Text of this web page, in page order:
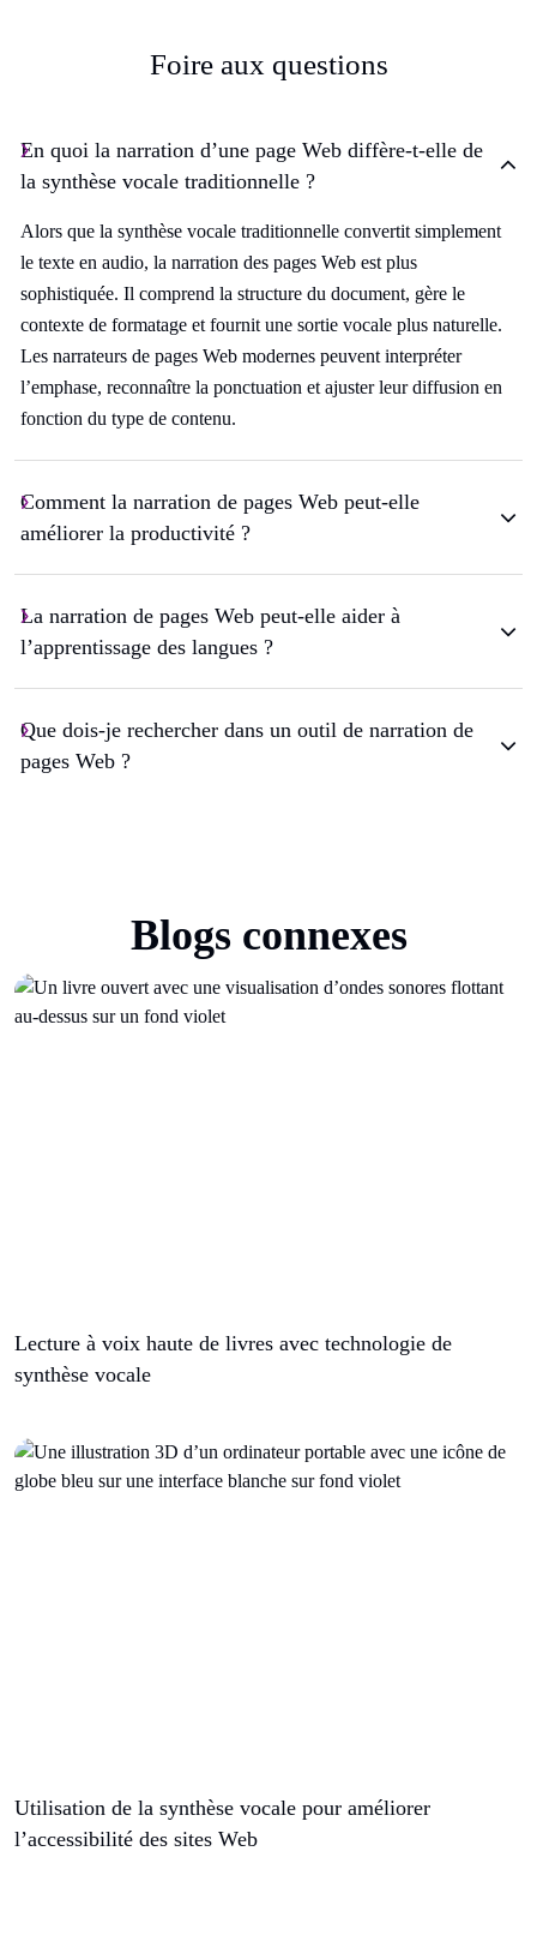
Foire aux questions
En quoi la narration d’une page Web diffère-t-elle de
la synthèse vocale traditionnelle ?
Alors que la synthèse vocale traditionnelle convertit simplement
le texte en audio, la narration des pages Web est plus
sophistiquée. Il comprend la structure du document, gère le
contexte de formatage et fournit une sortie vocale plus naturelle.
Les narrateurs de pages Web modernes peuvent interpréter
l’emphase, reconnaître la ponctuation et ajuster leur diffusion en
fonction du type de contenu.
Comment la narration de pages Web peut-elle
améliorer la productivité ?
La narration de pages Web peut-elle aider à
l’apprentissage des langues ?
Que dois-je rechercher dans un outil de narration de
pages Web ?
Blogs connexes
Lecture à voix haute de livres avec technologie de
synthèse vocale
Utilisation de la synthèse vocale pour améliorer
l’accessibilité des sites Web